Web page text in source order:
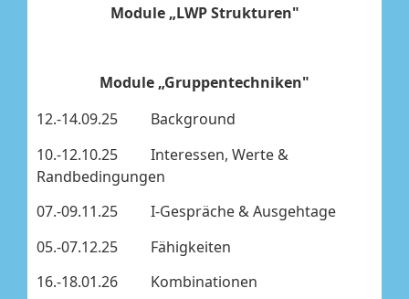
Module „LWP Strukturen"
Module „Gruppentechniken"
12.-14.09.25 Background
10.-12.10.25 Interessen, Werte &
Randbedingungen
07.-09.11.25 I-Gespräche & Ausgehtage
05.-07.12.25 Fähigkeiten
16.-18.01.26 Kombinationen